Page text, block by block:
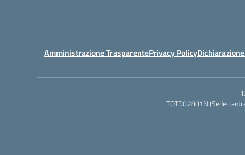
Amministrazione TrasparentePrivacy Policy
TOTD02801N (Sede